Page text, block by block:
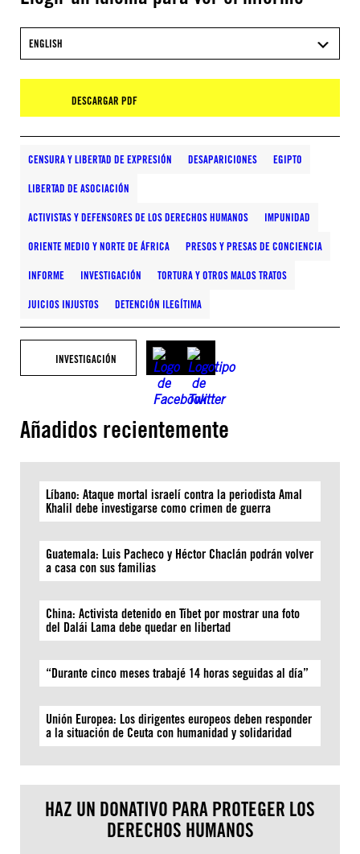
ENGLISH
DESCARGAR PDF
CENSURA Y LIBERTAD DE EXPRESIÓN DESAPARICIONES EGIPTO
LIBERTAD DE ASOCIACIÓN
ACTIVISTAS Y DEFENSORES DE LOS DERECHOS HUMANOS IMPUNIDAD
ORIENTE MEDIO Y NORTE DE ÁFRICA PRESOS Y PRESAS DE CONCIENCIA
INFORME INVESTIGACIÓN TORTURA Y OTROS MALOS TRATOS
JUICIOS INJUSTOS DETENCIÓN ILEGÍTIMA
INVESTIGACIÓN
Añadidos recientemente
Líbano: Ataque mortal israelí contra la periodista Amal
Khalil debe investigarse como crimen de guerra
Guatemala: Luis Pacheco y Héctor Chaclán podrán volver
a casa con sus familias
China: Activista detenido en Tíbet por mostrar una foto
del Dalái Lama debe quedar en libertad
“Durante cinco meses trabajé 14 horas seguidas al día”
Unión Europea: Los dirigentes europeos deben responder
a la situación de Ceuta con humanidad y solidaridad
HAZ UN DONATIVO PARA PROTEGER LOS
DERECHOS HUMANOS